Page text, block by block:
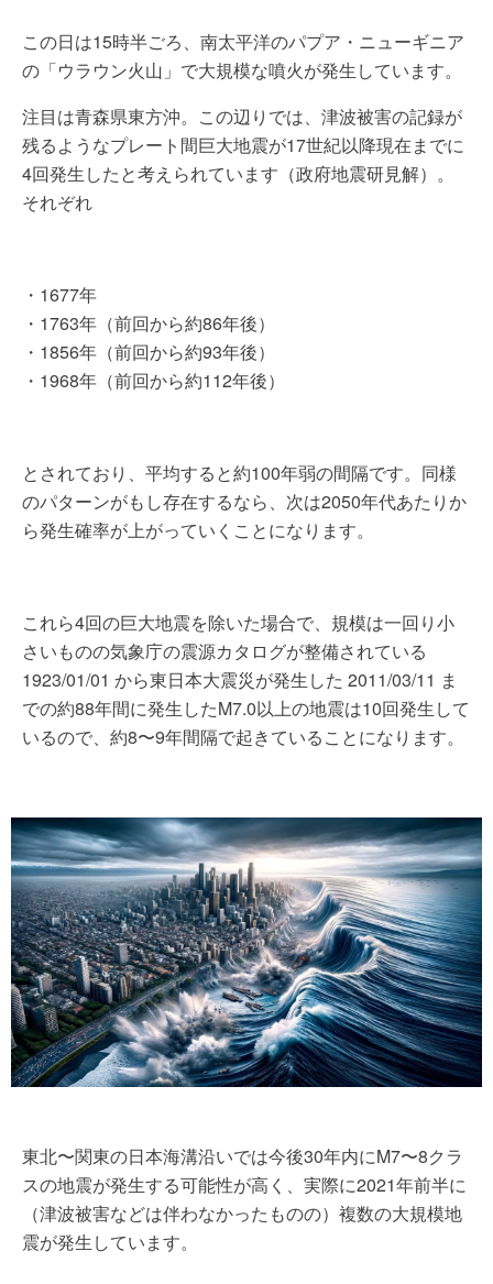
この日は15時半ごろ、南太平洋のパプア・ニューギニア
の「ウラウン火山」で大規模な噴火が発生しています。
注目は青森県東方沖。この辺りでは、津波被害の記録が
残るようなプレート間巨大地震が17世紀以降現在までに
4回発生したと考えられています（政府地震研見解）。
それぞれ
・1677年
・1763年（前回から約86年後）
・1856年（前回から約93年後）
・1968年（前回から約112年後）
とされており、平均すると約100年弱の間隔です。同様
のパターンがもし存在するなら、次は2050年代あたりか
ら発生確率が上がっていくことになります。
これら4回の巨大地震を除いた場合で、規模は一回り小
さいものの気象庁の震源カタログが整備されている
1923/01/01 から東日本大震災が発生した 2011/03/11 ま
での約88年間に発生したM7.0以上の地震は10回発生して
いるので、約8〜9年間隔で起きていることになります。
東北〜関東の日本海溝沿いでは今後30年内にM7〜8クラ
スの地震が発生する可能性が高く、実際に2021年前半に
（津波被害などは伴わなかったものの）複数の大規模地
震が発生しています。